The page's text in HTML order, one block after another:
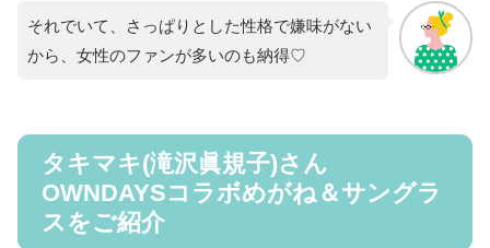
それでいて、さっぱりとした性格で嫌味がない
から、女性のファンが多いのも納得♡
タキマキ(滝沢眞規子)さん
OWNDAYSコラボめがね＆サングラ
スをご紹介